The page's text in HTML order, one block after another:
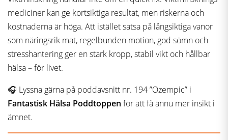
mediciner kan ge kortsiktiga resultat, men riskerna och
kostnaderna är höga. Att istället satsa på långsiktiga vanor
som näringsrik mat, regelbunden motion, god sömn och
stresshantering ger en stark kropp, stabil vikt och hållbar
hälsa – för livet.
🎧 Lyssna gärna på poddavsnitt nr. 194 ”Ozempic” i
Fantastisk Hälsa Poddtoppen för att få ännu mer insikt i
ämnet.